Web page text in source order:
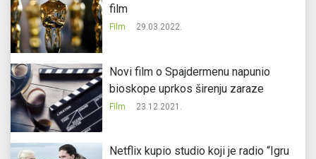
film
Film 29.03.2022.
Novi film o Spajdermenu napunio
bioskope uprkos širenju zaraze
Film 23.12.2021.
Netflix kupio studio koji je radio “Igru